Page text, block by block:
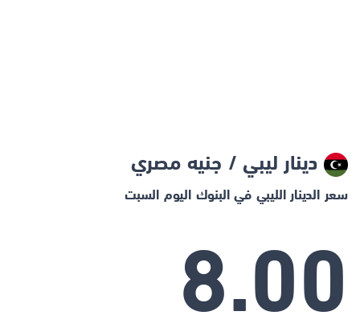
دينار ليبي / جنيه مصري
سعر الدينار الليبي في البنوك اليوم السبت
8.00